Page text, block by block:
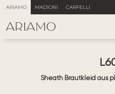
ARIAMO MADIONI CARFELLI
Sheath Brautkleid aus